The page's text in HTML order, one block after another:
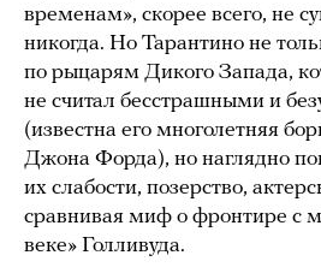
временам», скорее всего, не
никогда. Но Тарантино не
по рыцарям Дикого Запада,
не считал бесстрашными и
(известна его многолетняя
Джона Форда), но наглядно
их слабости, позерство,
сравнивая миф о фронтире с
веке» Голливуда.